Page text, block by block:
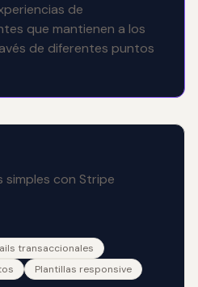
de
que mantienen a los
de diferentes puntos
simples con Stripe
transaccionales
Plantillas responsive